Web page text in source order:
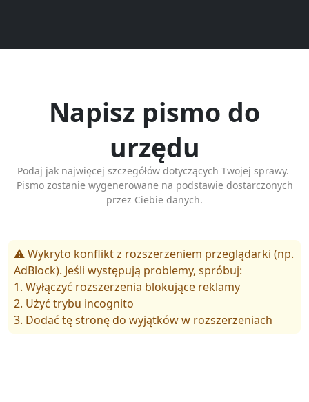
Napisz pismo do
urzędu
Podaj jak najwięcej szczegółów dotyczących Twojej sprawy.
Pismo zostanie wygenerowane na podstawie dostarczonych
przez Ciebie danych.
⚠️ Wykryto konflikt z rozszerzeniem przeglądarki (np.
AdBlock). Jeśli występują problemy, spróbuj:
1. Wyłączyć rozszerzenia blokujące reklamy
2. Użyć trybu incognito
3. Dodać tę stronę do wyjątków w rozszerzeniach